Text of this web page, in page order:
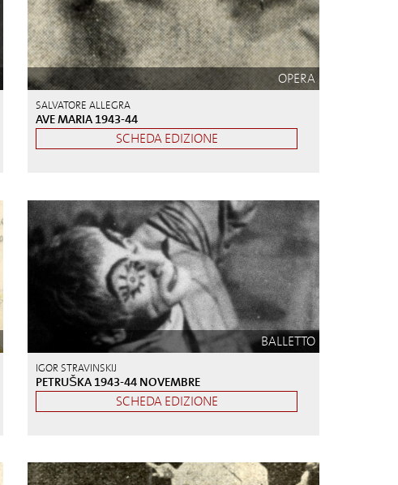
OPERA
SALVATORE ALLEGRA
AVE MARIA 1943-44
SCHEDA EDIZIONE
BALLETTO
IGOR STRAVINSKIJ
PETRUŠKA 1943-44 NOVEMBRE
SCHEDA EDIZIONE